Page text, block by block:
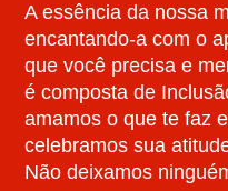
A essência da nossa
encantando-a com o
que você precisa e
é composta de
amamos o que te faz
celebramos sua
Não deixamos